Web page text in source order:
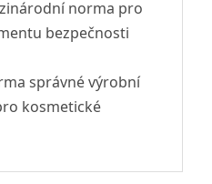
norma pro
bezpečnosti
správné výrobní
kosmetické